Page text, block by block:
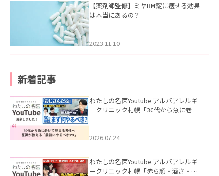
【薬剤師監修】ミヤBM錠に痩せる効果
は本当にあるの？
2023.11.10
新着記事
わたしの名医Youtube アルバアレルギ
ークリニック札幌「30代から急に老け
た。
2026.07.24
わたしの名医Youtube アルバアレルギ
ークリニック札幌「赤ら顔・酒さ・ニ